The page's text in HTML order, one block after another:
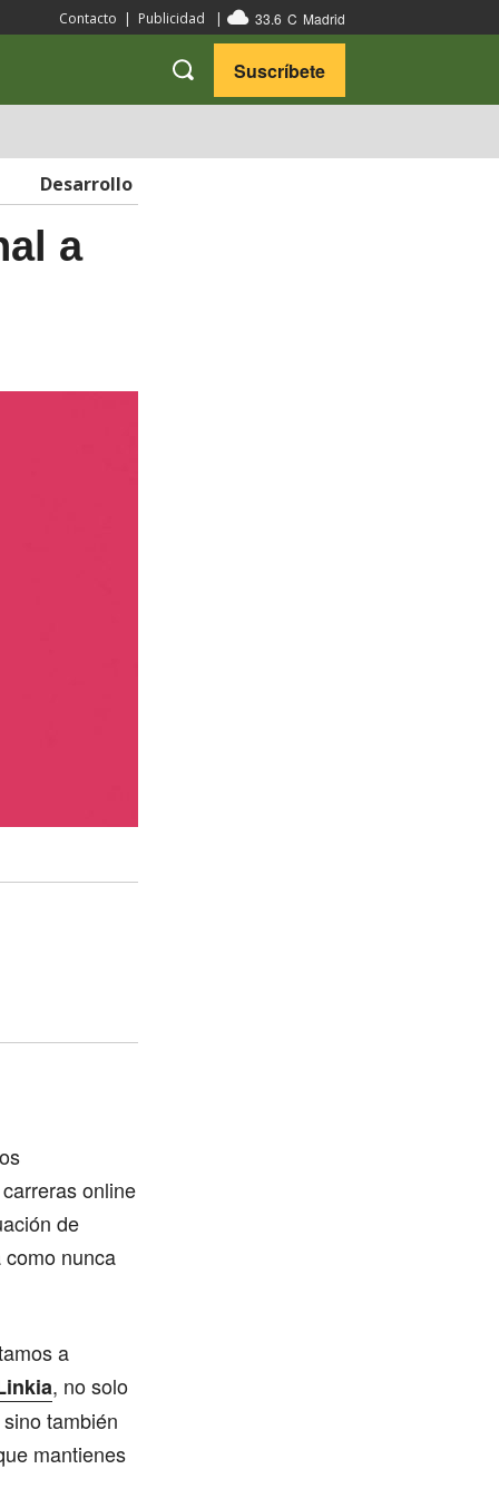
Contacto | Publicidad | 33.6 C Madrid
Suscríbete
Desarrollo
a
online
de
nunca
a
, no solo
también
mantienes